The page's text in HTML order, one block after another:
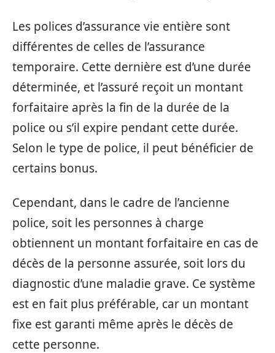
Les polices d’assurance vie entière sont
différentes de celles de l’assurance
temporaire. Cette dernière est d’une durée
déterminée, et l’assuré reçoit un montant
forfaitaire après la fin de la durée de la
police ou s’il expire pendant cette durée.
Selon le type de police, il peut bénéficier de
certains bonus.
Cependant, dans le cadre de l’ancienne
police, soit les personnes à charge
obtiennent un montant forfaitaire en cas de
décès de la personne assurée, soit lors du
diagnostic d’une maladie grave. Ce système
est en fait plus préférable, car un montant
fixe est garanti même après le décès de
cette personne.